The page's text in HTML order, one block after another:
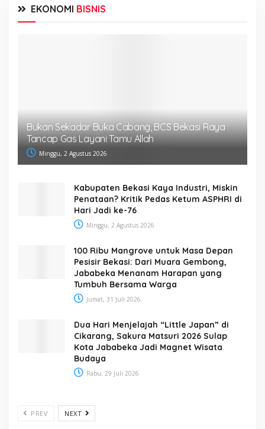
EKONOMI BISNIS
Bukan Sekadar Buka Cabang, BCS Bekasi Raya
Tancap Gas Layani Tamu Allah
Minggu, 2 Agustus 2026
Kabupaten Bekasi Kaya Industri, Miskin
Penataan? Kritik Pedas Ketum ASPHRI di
Hari Jadi ke-76
Minggu, 2 Agustus 2026
100 Ribu Mangrove untuk Masa Depan
Pesisir Bekasi: Dari Muara Gembong,
Jababeka Menanam Harapan yang
Tumbuh Bersama Warga
Jumat, 31 Juli 2026
Dua Hari Menjelajah “Little Japan” di
Cikarang, Sakura Matsuri 2026 Sulap
Kota Jababeka Jadi Magnet Wisata
Budaya
Rabu, 29 Juli 2026
PREV NEXT